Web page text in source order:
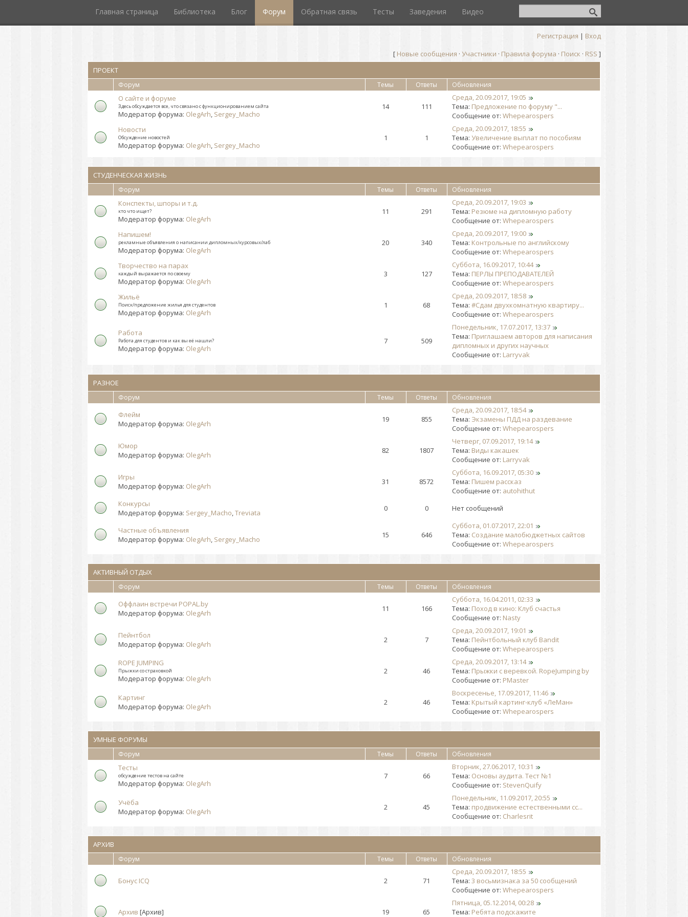
Главная страница Библиотека Блог Форум Обратная связь Тесты Заведения Видео
Регистрация | Вход
[ Новые сообщения · Участники · Правила форума · Поиск · RSS ]
ПРОЕКТ
Форум Темы Ответы Обновления
О сайте и форуме
Здесь обсуждается все, что связано с функционированием сайта
Модератор форума: OlegArh, Sergey_Macho
14 111
Среда, 20.09.2017, 19:05
Тема: Предложение по форуму "...
Сообщение от: Whepearospers
Новости
Обсуждение новостей
Модератор форума: OlegArh, Sergey_Macho
1 1
Среда, 20.09.2017, 18:55
Тема: Увеличение выплат по пособиям
Сообщение от: Whepearospers
СТУДЕНЧЕСКАЯ ЖИЗНЬ
Форум Темы Ответы Обновления
Конспекты, шпоры и т.д.
кто что ищет?
Модератор форума: OlegArh
11 291
Среда, 20.09.2017, 19:03
Тема: Резюме на дипломную работу
Сообщение от: Whepearospers
Напишем!
рекламные объявления о написании дипломных/курсовых/лаб
Модератор форума: OlegArh
20 340
Среда, 20.09.2017, 19:00
Тема: Контрольные по английскому
Сообщение от: Whepearospers
Творчество на парах
каждый выражается по своему
Модератор форума: OlegArh
3 127
Суббота, 16.09.2017, 10:44
Тема: ПЕРЛЫ ПРЕПОДАВАТЕЛЕЙ
Сообщение от: Whepearospers
Жильё
Поиск/предложение жилья для студентов
Модератор форума: OlegArh
1 68
Среда, 20.09.2017, 18:58
Тема: #Сдам двухкомнатную квартиру...
Сообщение от: Whepearospers
Работа
Работа для студентов и как вы её нашли?
Модератор форума: OlegArh
7 509
Понедельник, 17.07.2017, 13:37
Тема: Приглашаем авторов для написания
дипломных и других научных
Сообщение от: Larryvak
РАЗНОЕ
Форум Темы Ответы Обновления
Флейм
Модератор форума: OlegArh 19 855
Среда, 20.09.2017, 18:54
Тема: Экзамены ПДД на раздевание
Сообщение от: Whepearospers
Юмор
Модератор форума: OlegArh 82 1807
Четверг, 07.09.2017, 19:14
Тема: Виды какашек
Сообщение от: Larryvak
Игры
Модератор форума: OlegArh 31 8572
Суббота, 16.09.2017, 05:30
Тема: Пишем рассказ
Сообщение от: autohithut
Конкурсы
Модератор форума: Sergey_Macho,Treviata 0 0 Нет сообщений
Частные объявления
Модератор форума: OlegArh, Sergey_Macho 15 646
Суббота, 01.07.2017, 22:01
Тема: Создание малобюджетных сайтов
Сообщение от: Whepearospers
АКТИВНЫЙ ОТДЫХ
Форум Темы Ответы Обновления
Оффлаин встречи POPAL.by
Модератор форума: OlegArh 11 166
Суббота, 16.04.2011, 02:33
Тема: Поход в кино: Клуб счастья
Сообщение от: Nasty
Пейнтбол
Модератор форума: OlegArh 2 7
Среда, 20.09.2017, 19:01
Тема: Пейнтбольный клуб Bandit
Сообщение от: Whepearospers
ROPE JUMPING
Прыжки со страховкой
Модератор форума: OlegArh
2 46
Среда, 20.09.2017, 13:14
Тема: Прыжки с веревкой. RopeJumping by
Сообщение от: PMaster
Картинг
Модератор форума: OlegArh 2 46
Воскресенье, 17.09.2017, 11:46
Тема: Крытый картинг-клуб «ЛеМан»
Сообщение от: Whepearospers
УМНЫЕ ФОРУМЫ
Форум Темы Ответы Обновления
Тесты
обсуждение тестов на сайте
Модератор форума: OlegArh
7 66
Вторник, 27.06.2017, 10:31
Тема: Основы аудита. Тест №1
Сообщение от: StevenQuify
Учёба
Модератор форума: OlegArh 2 45
Понедельник, 11.09.2017, 20:55
Тема: продвижение естественными сс...
Сообщение от: Charlesrit
АРХИВ
Форум Темы Ответы Обновления
Бонус ICQ 2 71
Среда, 20.09.2017, 18:55
Тема: 3 восьмизнака за 50 сообщений
Сообщение от: Whepearospers
Архив [Архив] 19 65
Пятница, 05.12.2014, 00:28
Тема: Ребята подскажите